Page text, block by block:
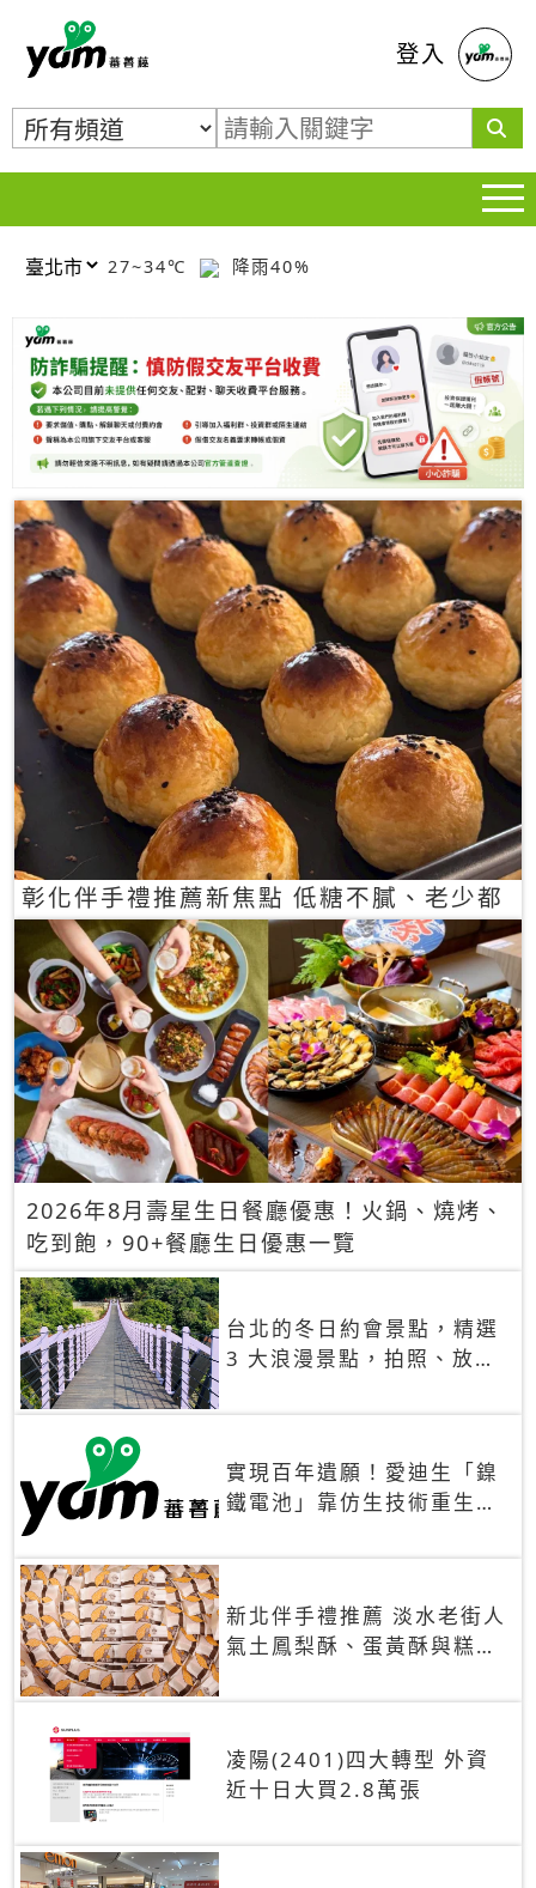
登入
27~34℃ 降雨40%
彰化伴手禮推薦新焦點 低糖不膩、老少都
愛的一口蛋黃酥禮盒
2026年8月壽星生日餐廳優惠！火鍋、燒烤、
吃到飽，90+餐廳生日優惠一覽
台北的冬日約會景點，精選
3 大浪漫景點，拍照、放閃
實現百年遺願！愛迪生「鎳
鐵電池」靠仿生技術重生
30年
新北伴手禮推薦 淡水老街人
氣土鳳梨酥、蛋黃酥與糕餅
凌陽(2401)四大轉型 外資
近十日大買2.8萬張